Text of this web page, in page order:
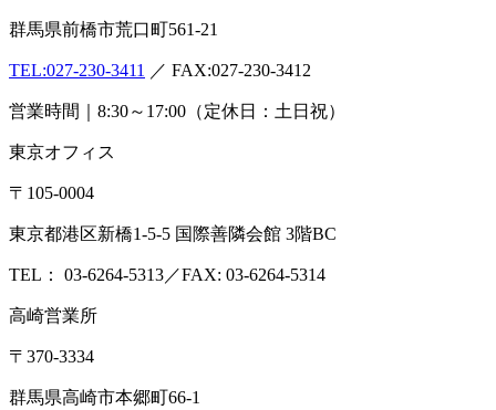
群馬県前橋市荒口町561-21
TEL:027-230-3411 ／ FAX:027-230-3412
営業時間｜8:30～17:00（定休日：土日祝）
東京オフィス
〒105-0004
東京都港区新橋1-5-5 国際善隣会館 3階BC
TEL： 03-6264-5313／FAX: 03-6264-5314
高崎営業所
〒370-3334
群馬県高崎市本郷町66-1